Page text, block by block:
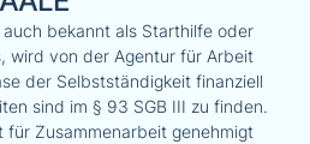
bekannt als Starthilfe oder
wird von der Agentur für Arbeit
der Selbstständigkeit finanziell
sind im § 93 SGB III zu finden.
für Zusammenarbeit genehmigt